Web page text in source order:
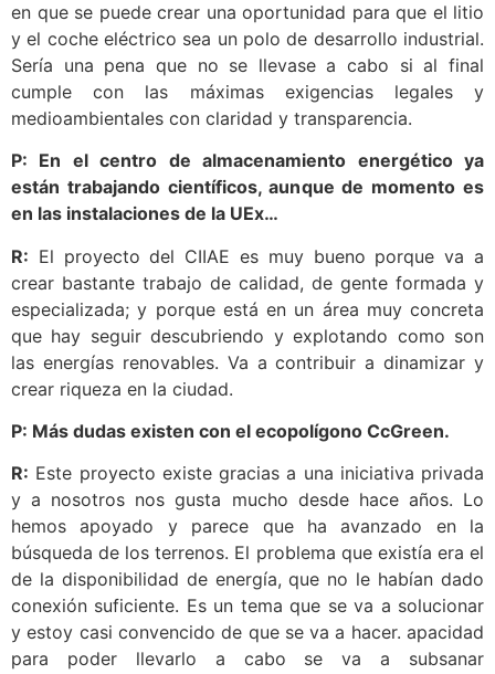
en que se puede crear una oportunidad para que el litio
y el coche eléctrico sea un polo de desarrollo industrial.
Sería una pena que no se llevase a cabo si al final
cumple con las máximas exigencias legales y
medioambientales con claridad y transparencia.
P: En el centro de almacenamiento energético ya
están trabajando científicos, aunque de momento es
en las instalaciones de la UEx…
R: El proyecto del CIIAE es muy bueno porque va a
crear bastante trabajo de calidad, de gente formada y
especializada; y porque está en un área muy concreta
que hay seguir descubriendo y explotando como son
las energías renovables. Va a contribuir a dinamizar y
crear riqueza en la ciudad.
P: Más dudas existen con el ecopolígono CcGreen.
R: Este proyecto existe gracias a una iniciativa privada
y a nosotros nos gusta mucho desde hace años. Lo
hemos apoyado y parece que ha avanzado en la
búsqueda de los terrenos. El problema que existía era el
de la disponibilidad de energía, que no le habían dado
conexión suficiente. Es un tema que se va a solucionar
y estoy casi convencido de que se va a hacer. apacidad
para poder llevarlo a cabo se va a subsanar